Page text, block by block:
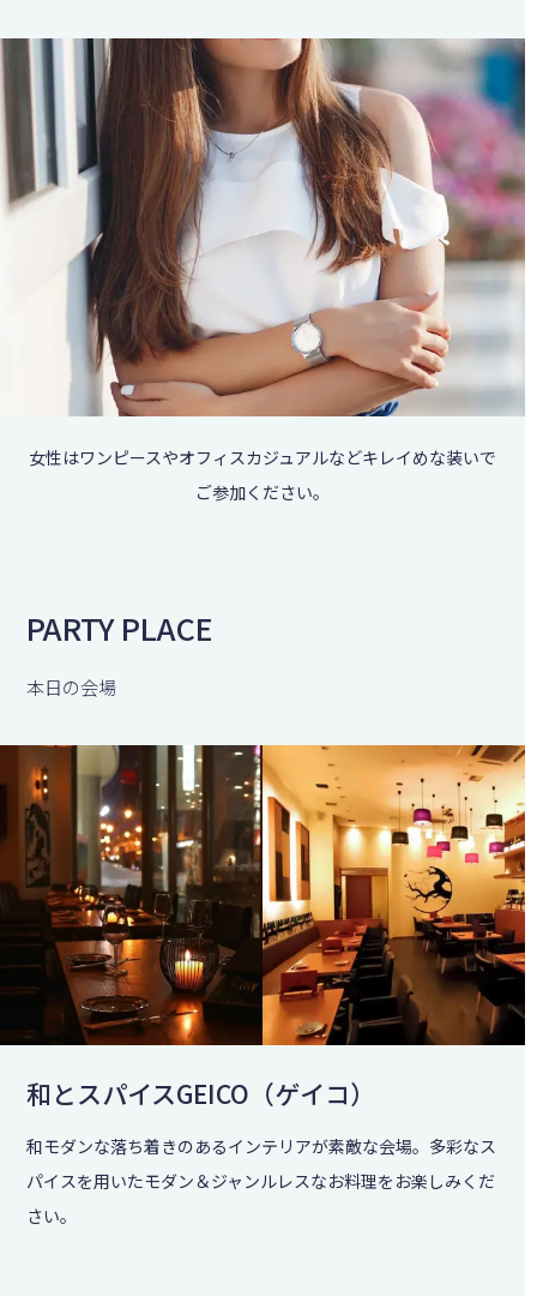
女性はワンピースやオフィスカジュアルなどキレイめな装いで
ご参加ください。
PARTY PLACE
本日の会場
和とスパイスGEICO（ゲイコ）
和モダンな落ち着きのあるインテリアが素敵な会場。多彩なス
パイスを用いたモダン＆ジャンルレスなお料理をお楽しみくだ
さい。